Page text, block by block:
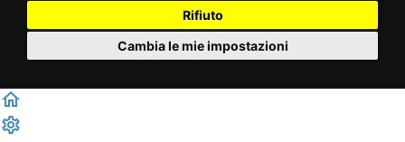
Rifiuto
Cambia le mie impostazioni